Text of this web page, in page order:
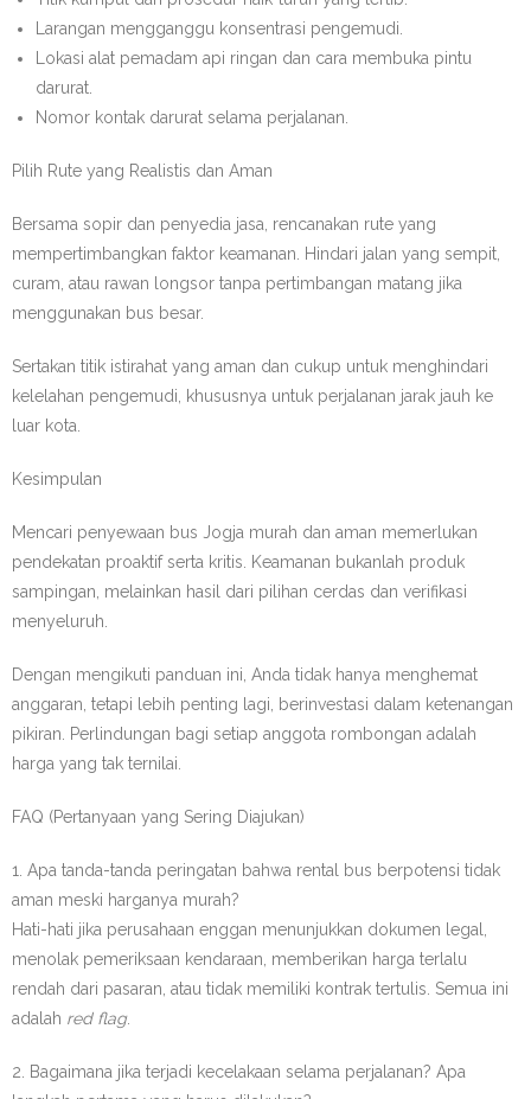
Larangan mengganggu konsentrasi pengemudi.
Lokasi alat pemadam api ringan dan cara membuka pintu
darurat.
Nomor kontak darurat selama perjalanan.
Pilih Rute yang Realistis dan Aman
Bersama sopir dan penyedia jasa, rencanakan rute yang
mempertimbangkan faktor keamanan. Hindari jalan yang sempit,
curam, atau rawan longsor tanpa pertimbangan matang jika
menggunakan bus besar.
Sertakan titik istirahat yang aman dan cukup untuk menghindari
kelelahan pengemudi, khususnya untuk perjalanan jarak jauh ke
luar kota.
Kesimpulan
Mencari penyewaan bus Jogja murah dan aman memerlukan
pendekatan proaktif serta kritis. Keamanan bukanlah produk
sampingan, melainkan hasil dari pilihan cerdas dan verifikasi
menyeluruh.
Dengan mengikuti panduan ini, Anda tidak hanya menghemat
anggaran, tetapi lebih penting lagi, berinvestasi dalam ketenangan
pikiran. Perlindungan bagi setiap anggota rombongan adalah
harga yang tak ternilai.
FAQ (Pertanyaan yang Sering Diajukan)
1. Apa tanda-tanda peringatan bahwa rental bus berpotensi tidak
aman meski harganya murah?
Hati-hati jika perusahaan enggan menunjukkan dokumen legal,
menolak pemeriksaan kendaraan, memberikan harga terlalu
rendah dari pasaran, atau tidak memiliki kontrak tertulis. Semua ini
adalah red flag.
2. Bagaimana jika terjadi kecelakaan selama perjalanan? Apa